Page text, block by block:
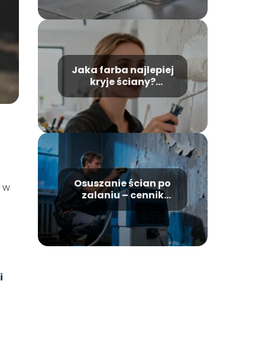
w
Jaka farba najlepiej
kryje ściany?
Poradnik wyboru
Osuszanie ścian po
zalaniu – cennik
usług i czynniki
cenowe